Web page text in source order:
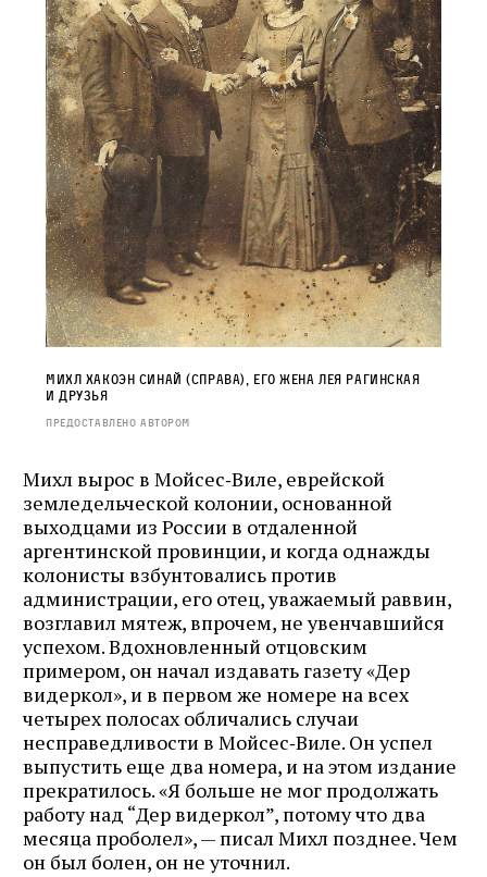
Михл Хакоэн Синай (справа), его жена Лея Рагинская
и друзья
Предоставлено автором
Михл вырос в Мойсес‑Виле, еврейской
земледельческой колонии, основанной
выходцами из России в отдаленной
аргентинской провинции, и когда однажды
колонисты взбунтовались против
администрации, его отец, уважаемый раввин,
возглавил мятеж, впрочем, не увенчавшийся
успехом. Вдохновленный отцовским
примером, он начал издавать газету «Дер
видеркол», и в первом же номере на всех
четырех полосах обличались случаи
несправедливости в Мойсес‑Виле. Он успел
выпустить еще два номера, и на этом издание
прекратилось. «Я больше не мог продолжать
работу над “Дер видеркол”, потому что два
месяца проболел», — писал Михл позднее. Чем
он был болен, он не уточнил.